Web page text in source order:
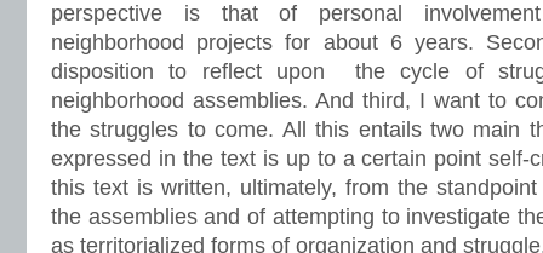
perspective is that of personal
neighborhood projects for about 6 years.
disposition to reflect upon the cycle of
neighborhood assemblies. And third, I want to
the struggles to come. All this entails two main
expressed ​​in the text is up to a certain point self-
this text is written, ultimately, from the
the assemblies and of attempting to investigate
as territorialized forms of organization and